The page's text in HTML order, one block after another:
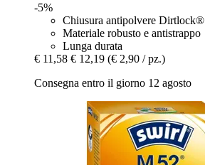
-5%
Chiusura antipolvere Dirtlock®
Materiale robusto e antistrappo
Lunga durata
€ 11,58 € 12,19 (€ 2,90 / pz.)
Consegna entro il giorno 12 agosto